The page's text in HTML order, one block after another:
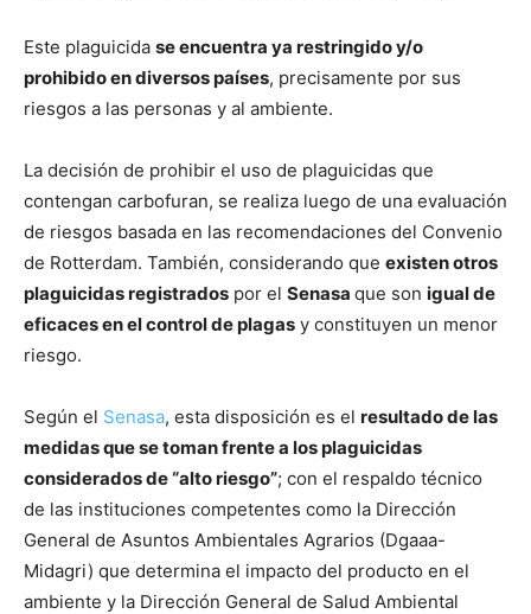
Este plaguicida se encuentra ya restringido y/o
prohibido en diversos países, precisamente por sus
riesgos a las personas y al ambiente.
La decisión de prohibir el uso de plaguicidas que
contengan carbofuran, se realiza luego de una evaluación
de riesgos basada en las recomendaciones del Convenio
de Rotterdam. También, considerando que existen otros
plaguicidas registrados por el Senasa que son igual de
eficaces en el control de plagas y constituyen un menor
riesgo.
Según el Senasa, esta disposición es el resultado de las
medidas que se toman frente a los plaguicidas
considerados de “alto riesgo”; con el respaldo técnico
de las instituciones competentes como la Dirección
General de Asuntos Ambientales Agrarios (Dgaaa-
Midagri) que determina el impacto del producto en el
ambiente y la Dirección General de Salud Ambiental